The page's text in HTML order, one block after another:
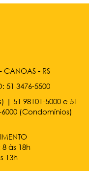
CANOAS - RS
51 3476-5500
|51 98101-5000 e51
(Condomínios)
às 18h
13h